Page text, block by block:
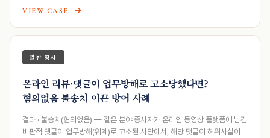
VIEW CASE
일반 형사
온라인 리뷰·댓글이 업무방해로 고소당했다면?
혐의없음 불송치 이끈 방어 사례
결과 · 불송치(혐의없음) — 같은 분야 종사자가 온라인 동영상 플랫폼에 남긴
비판적 댓글이 업무방해(위계)로 고소된 사안에서, 해당 댓글이 허위사실이